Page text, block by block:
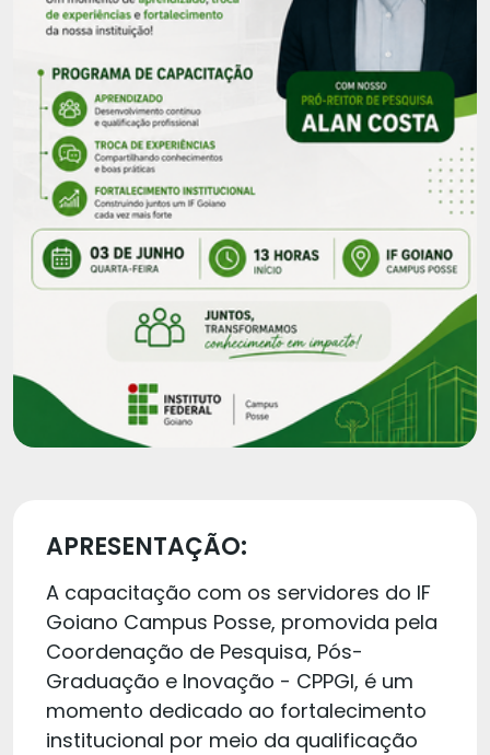
APRESENTAÇÃO:
A capacitação com os servidores do IF
Goiano Campus Posse, promovida pela
Coordenação de Pesquisa, Pós-
Graduação e Inovação - CPPGI, é um
momento dedicado ao fortalecimento
institucional por meio da qualificação